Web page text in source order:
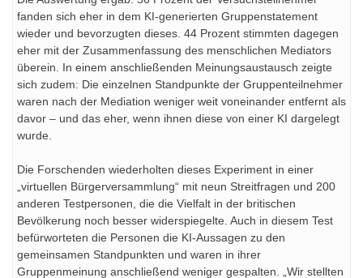
fanden sich eher in dem KI-generierten Gruppenstatement
wieder und bevorzugten dieses. 44 Prozent stimmten dagegen
eher mit der Zusammenfassung des menschlichen Mediators
überein. In einem anschließenden Meinungsaustausch zeigte
sich zudem: Die einzelnen Standpunkte der Gruppenteilnehmer
waren nach der Mediation weniger weit voneinander entfernt als
davor – und das eher, wenn ihnen diese von einer KI dargelegt
wurde.
Die Forschenden wiederholten dieses Experiment in einer
„virtuellen Bürgerversammlung“ mit neun Streitfragen und 200
anderen Testpersonen, die die Vielfalt in der britischen
Bevölkerung noch besser widerspiegelte. Auch in diesem Test
befürworteten die Personen die KI-Aussagen zu den
gemeinsamen Standpunkten und waren in ihrer
Gruppenmeinung anschließend weniger gespalten. „Wir stellten